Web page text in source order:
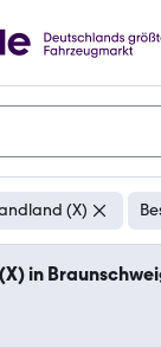
(X)
in